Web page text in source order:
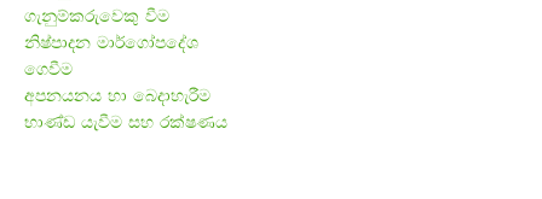
ගැනුම්කරුවෙකු වීම
නිෂ්පාදන මාර්ගෝපදේශ
ගෙවීම
අපනයනය හා බෙදාහැරීම
භාණ්ඩ යැවීම සහ රක්ෂණය